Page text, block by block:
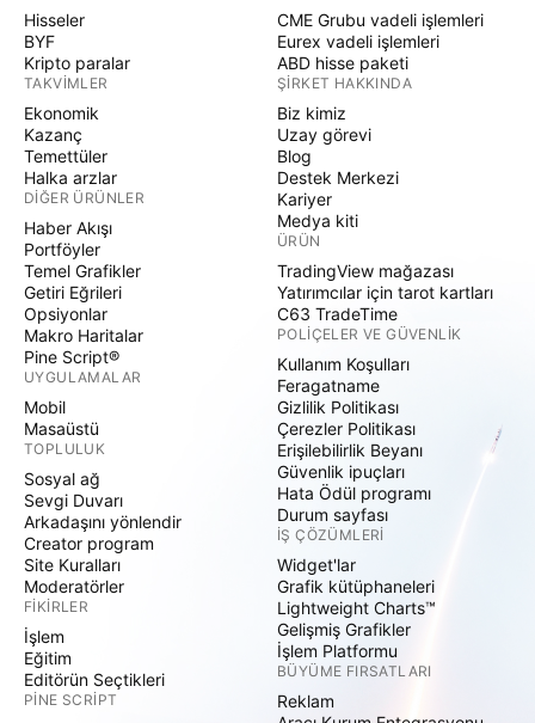
Hisseler
BYF
Kripto paralar
TAKVIMLER
Ekonomik
Kazanç
Temettüler
Halka arzlar
DIĞER ÜRÜNLER
Haber Akışı
Portföyler
Temel Grafikler
Getiri Eğrileri
Opsiyonlar
Makro Haritalar
Pine Script®
UYGULAMALAR
Mobil
Masaüstü
TOPLULUK
Sosyal ağ
Sevgi Duvarı
Arkadaşını yönlendir
Creator program
Site Kuralları
Moderatörler
FIKIRLER
İşlem
Eğitim
Editörün Seçtikleri
PINE SCRIPT
CME Grubu vadeli işlemleri
Eurex vadeli işlemleri
ABD hisse paketi
ŞIRKET HAKKINDA
Biz kimiz
Uzay görevi
Blog
Destek Merkezi
Kariyer
Medya kiti
ÜRÜN
TradingView mağazası
Yatırımcılar için tarot kartları
C63 TradeTime
POLIÇELER VE GÜVENLIK
Kullanım Koşulları
Feragatname
Gizlilik Politikası
Çerezler Politikası
Erişilebilirlik Beyanı
Güvenlik ipuçları
Hata Ödül programı
Durum sayfası
İŞ ÇÖZÜMLERI
Widget'lar
Grafik kütüphaneleri
Lightweight Charts™
Gelişmiş Grafikler
İşlem Platformu
BÜYÜME FIRSATLARI
Reklam